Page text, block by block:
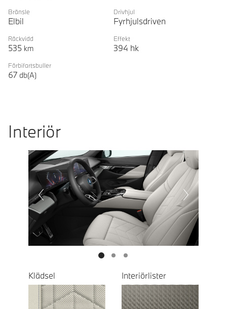
Bränsle
Elbil
Drivhjul
Fyrhjulsdriven
Räckvidd
535 km
Effekt
394 hk
Förbifartsbuller
67 db(A)
Interiör
Prevoius
Next
Klädsel Interiörlister